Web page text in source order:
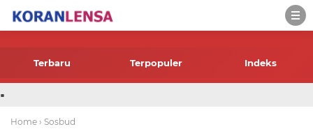
-->
Terbaru Terpopuler Indeks
.
Home › Sosbud